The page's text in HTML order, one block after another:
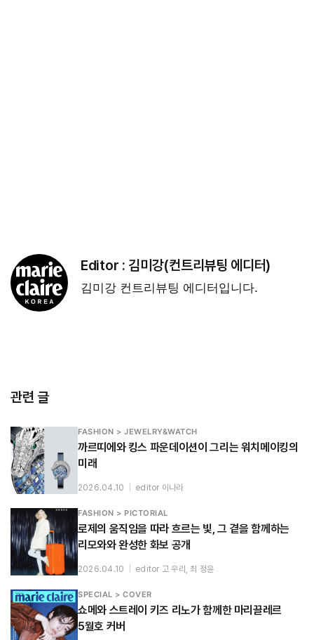
Editor : 김미강(컨트리뷰팅 에디터)
김미강 컨트리뷰팅 에디터입니다.
관련 글
FASHION > JEWELRY&WATCH
까르띠에와 킹스 파운데이션이 그리는 워치메이킹의
미래
2026.04.10 editor 이나라
FASHION > PICTORIAL
로제의 움직임을 따라 흐르는 빛, 그 곁을 함께하는
리모와와 완성한 화보 공개
2026.04.10 editor 고 우리, 최 정윤
SPECIAL > COVER
쇼메와 스트레이 키즈 리노가 함께한 마리끌레르
5월호 커버